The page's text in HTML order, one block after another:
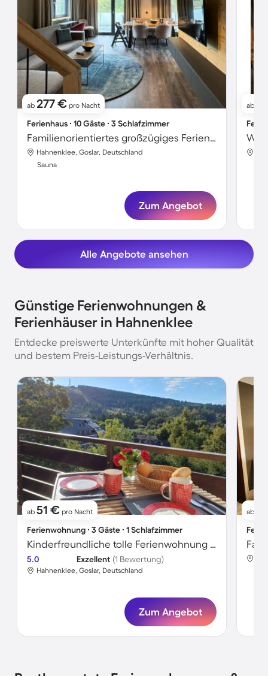
ab 277 € pro Nacht
Ferienhaus ∙ 10 Gäste ∙ 3 Schlafzimmer
Familienorientiertes großzügiges Ferienhaus mit Sauna, Terrasse und Garten | Perfekt für die Arbeit von Zuhause | Hunde erlaubt
Hahnenklee, Goslar, Deutschland
Sauna
Zum Angebot
ab
Alle Angebote ansehen
Günstige Ferienwohnungen &
Ferienhäuser in Hahnenklee
Entdecke preiswerte Unterkünfte mit hoher Qualität
und bestem Preis-Leistungs-Verhältnis.
ab 51 € pro Nacht
Ferienwohnung ∙ 3 Gäste ∙ 1 Schlafzimmer
Kinderfreundliche tolle Ferienwohnung | Skifahren in der Nähe
5.0 Exzellent (1 Bewertung)
Hahnenklee, Goslar, Deutschland
Zum Angebot
ab